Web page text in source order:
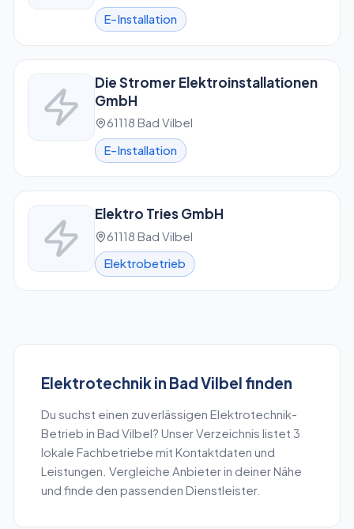
E-Installation
Die Stromer Elektroinstallationen
GmbH
61118 Bad Vilbel
E-Installation
Elektro Tries GmbH
61118 Bad Vilbel
Elektrobetrieb
Elektrotechnikin Bad Vilbel finden
Du suchst einen zuverlässigen Elektrotechnik-
Betrieb in Bad Vilbel? Unser Verzeichnis listet 3
lokale Fachbetriebe mit Kontaktdaten und
Leistungen. Vergleiche Anbieter in deiner Nähe
und finde den passenden Dienstleister.